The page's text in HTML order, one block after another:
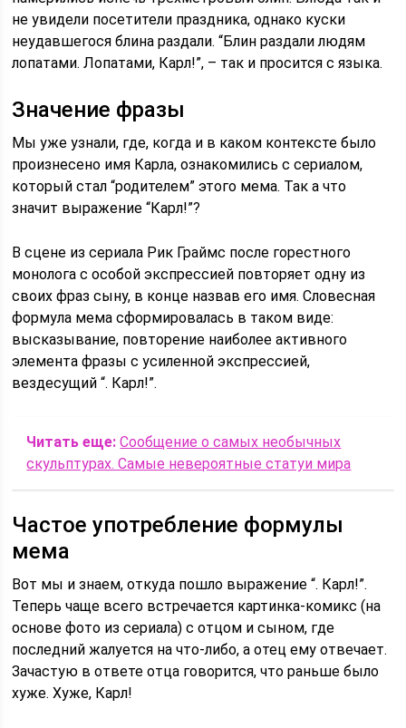
не увидели посетители праздника, однако куски
неудавшегося блина раздали. “Блин раздали людям
лопатами. Лопатами, Карл!”, – так и просится с языка.
Значение фразы
Мы уже узнали, где, когда и в каком контексте было
произнесено имя Карла, ознакомились с сериалом,
который стал “родителем” этого мема. Так а что
значит выражение “Карл!”?
В сцене из сериала Рик Граймс после горестного
монолога с особой экспрессией повторяет одну из
своих фраз сыну, в конце назвав его имя. Словесная
формула мема сформировалась в таком виде:
высказывание, повторение наиболее активного
элемента фразы с усиленной экспрессией,
вездесущий “. Карл!”.
Читать еще: Сообщение о самых необычных
скульптурах. Самые невероятные статуи мира
Частое употребление формулы
мема
Вот мы и знаем, откуда пошло выражение “. Карл!”.
Теперь чаще всего встречается картинка-комикс (на
основе фото из сериала) с отцом и сыном, где
последний жалуется на что-либо, а отец ему отвечает.
Зачастую в ответе отца говорится, что раньше было
хуже. Хуже, Карл!